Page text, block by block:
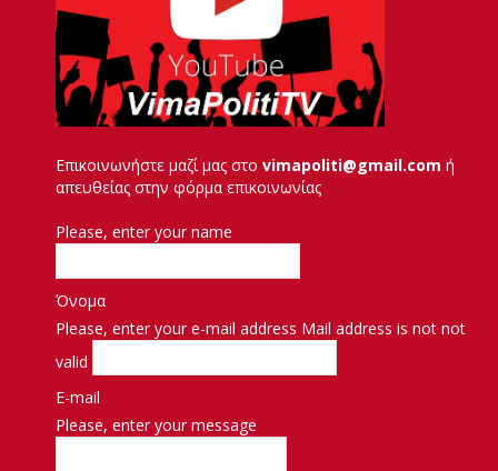
Επικοινωνήστε μαζί μας στο vimapoliti@gmail.com ή
απευθείας στην φόρμα επικοινωνίας
Please, enter your name
Όνομα
Please, enter your e-mail address Mail address is not not
valid
E-mail
Please, enter your message